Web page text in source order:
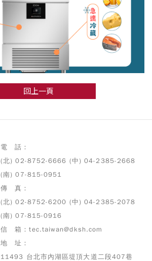
回上一頁
電 話：
(北) 02-8752-6666 (中) 04-2385-2668
(南) 07-815-0951
傳 真：
(北) 02-8752-6200 (中) 04-2385-2078
(南) 07-815-0916
信 箱：tec.taiwan@dksh.com
地 址：
11493 台北市內湖區堤頂大道二段407巷